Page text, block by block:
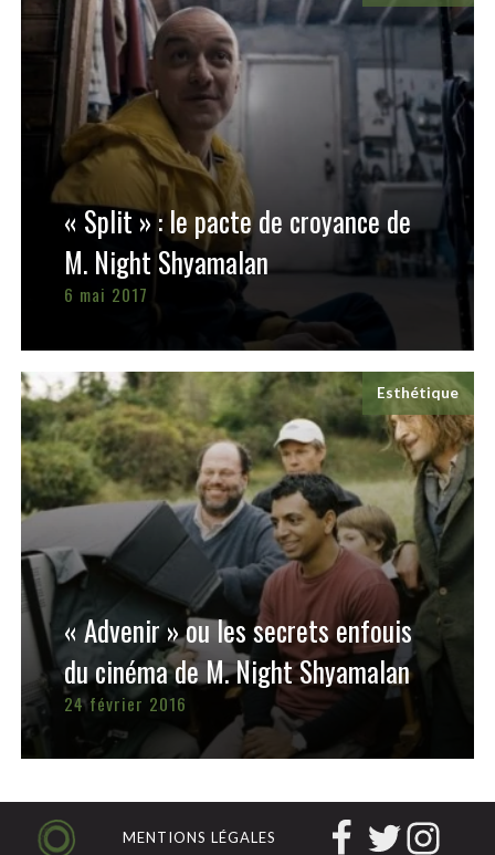
« Split » : le pacte de croyance de
M. Night Shyamalan
6 mai 2017
Esthétique
« Advenir » ou les secrets enfouis
du cinéma de M. Night Shyamalan
24 février 2016
MENTIONS LÉGALES